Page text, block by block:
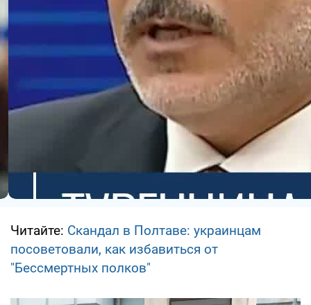
Читайте: Скандал в Полтаве: украинцам
посоветовали, как избавиться от
"Бессмертных полков"